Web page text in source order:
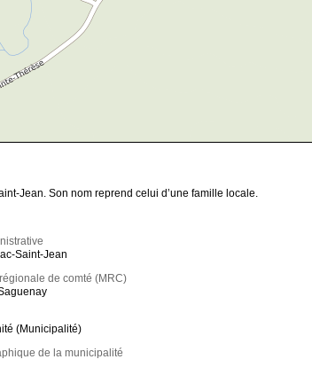
Jean. Son nom reprend celui d’une famille locale.
Saint-Jean
de comté (MRC)
(Municipalité)
de la municipalité